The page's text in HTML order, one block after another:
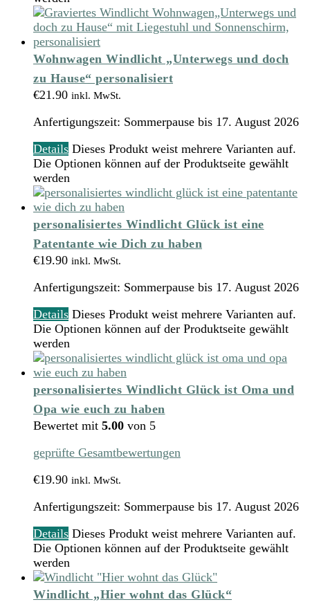
Wohnwagen Windlicht „Unterwegs und doch
zu Hause“ personalisiert
€21.90 inkl. MwSt.
Anfertigungszeit: Sommerpause bis 17. August 2026
Details Dieses Produkt weist mehrere Varianten auf.
Die Optionen können auf der Produktseite gewählt
werden
personalisiertes Windlicht Glück ist eine
Patentante wie Dich zu haben
€19.90 inkl. MwSt.
Anfertigungszeit: Sommerpause bis 17. August 2026
Details Dieses Produkt weist mehrere Varianten auf.
Die Optionen können auf der Produktseite gewählt
werden
personalisiertes Windlicht Glück ist Oma und
Opa wie euch zu haben
Bewertet mit 5.00 von 5
geprüfte Gesamtbewertungen
€19.90 inkl. MwSt.
Anfertigungszeit: Sommerpause bis 17. August 2026
Details Dieses Produkt weist mehrere Varianten auf.
Die Optionen können auf der Produktseite gewählt
werden
Windlicht „Hier wohnt das Glück“